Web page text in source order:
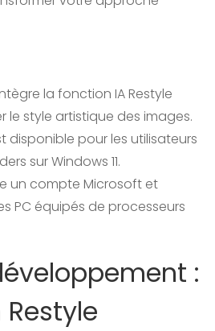
la fonction IA Restyle
le style artistique des images.
disponible pour les utilisateurs
sur Windows 11.
un compte Microsoft et
PC équipés de processeurs
: